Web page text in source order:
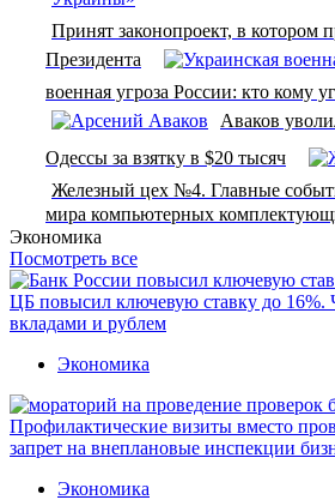
Принят законопроект, в котором
Президента
военная угроза России: кто кому
Аваков
Одессы за взятку в $20 тысяч
Железный цех №4. Главные
мира компьютерных
Экономика
Посмотреть все
ЦБ повысил ключевую ставку до 16%.
вкладами и рублем
Экономика
Профилактические визиты вместо
запрет на внеплановые инспекции
Экономика